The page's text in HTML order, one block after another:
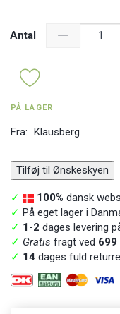
Antal
PÅ LAGER
Fra: Klausberg
Tilføj til Ønskeskyen
✓ 100% dansk
✓ På eget lager i
✓ 1-2 dages levering
✓ Gratis fragt ved 699
✓ 14 dages fuld